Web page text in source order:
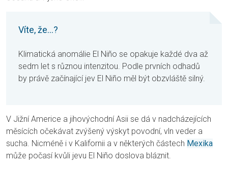
Víte, že...?
Klimatická anomálie El Niño se opakuje každé dva až
sedm let s různou intenzitou. Podle prvních odhadů
by právě začínající jev El Niño měl být obzvláště silný.
V Jižní Americe a jihovýchodní Asii se dá v nadcházejících
měsících očekávat zvýšený výskyt povodní, vln veder a
sucha. Nicméně i v Kalifornii a v některých částech Mexika
může počasí kvůli jevu El Niño doslova bláznit.